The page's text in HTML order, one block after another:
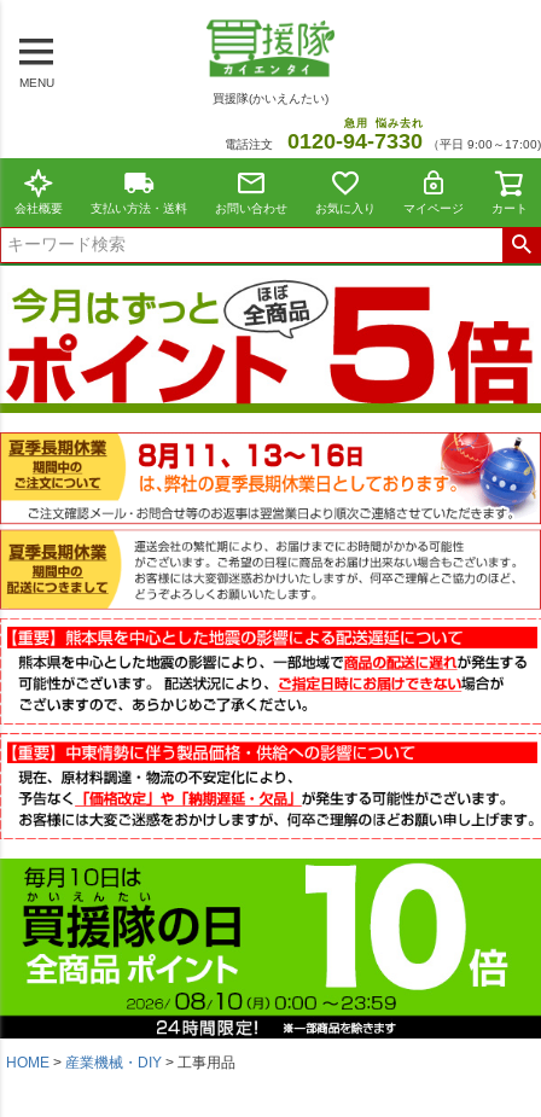
MENU
買援隊(かいえんたい)
電話注文 0120-94
急用
-7330
悩み去れ
（平日 9:00～17:00)
会社概要 支払い方法・送料 お問い合わせ お気に入り マイページ カート
HOME 産業機械・DIY 工事用品